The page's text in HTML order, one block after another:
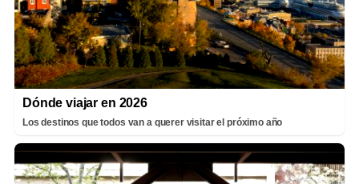
Dónde viajar en 2026
Los destinos que todos van a querer visitar el próximo año